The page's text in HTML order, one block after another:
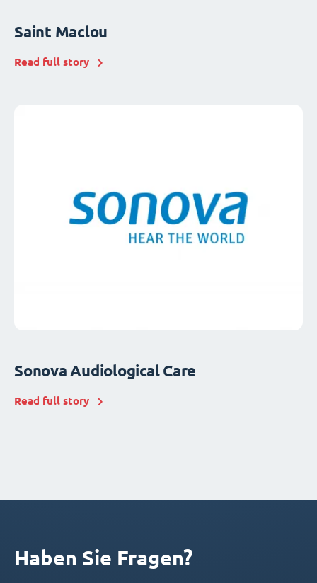
Saint Maclou
Read full story
Sonova Audiological Care
Read full story
Haben Sie Fragen?